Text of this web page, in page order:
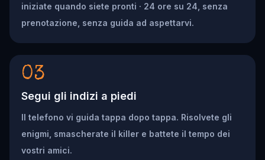
iniziate quando siete pronti · 24 ore su 24, senza
prenotazione, senza guida ad aspettarvi.
03
Segui gli indizi a piedi
Il telefono vi guida tappa dopo tappa. Risolvete gli
enigmi, smascherate il killer e battete il tempo dei
vostri amici.